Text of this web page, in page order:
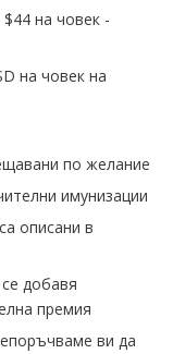
на човек -
на човек на
по желание
имунизации
описани в
добавя
премия
ви да